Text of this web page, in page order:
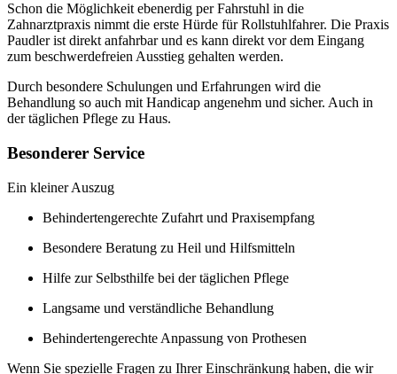
Schon die Möglichkeit ebenerdig per Fahrstuhl in die
Zahnarztpraxis nimmt die erste Hürde für Rollstuhlfahrer. Die Praxis
Paudler ist direkt anfahrbar und es kann direkt vor dem Eingang
zum beschwerdefreien Ausstieg gehalten werden.
Durch besondere Schulungen und Erfahrungen wird die
Behandlung so auch mit Handicap angenehm und sicher. Auch in
der täglichen Pflege zu Haus.
Besonderer Service
Ein kleiner Auszug
Behindertengerechte Zufahrt und Praxisempfang
Besondere Beratung zu Heil und Hilfsmitteln
Hilfe zur Selbsthilfe bei der täglichen Pflege
Langsame und verständliche Behandlung
Behindertengerechte Anpassung von Prothesen
Wenn Sie spezielle Fragen zu Ihrer Einschränkung haben, die wir